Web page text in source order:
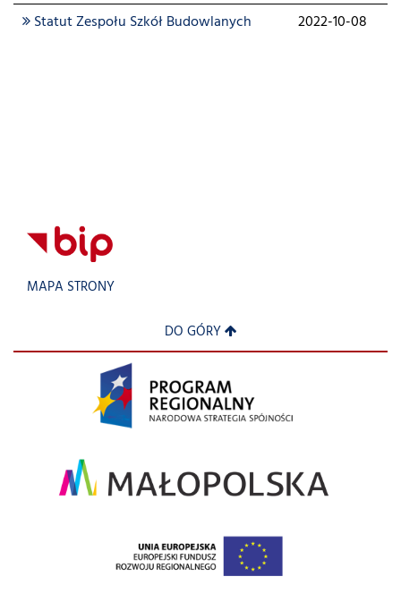
Statut Zespołu Szkół Budowlanych 2022-10-08
MAPA STRONY
DO GÓRY